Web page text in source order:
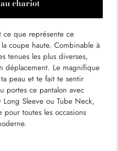
chariot
ce que représente ce
coupe haute. Combinable à
tenues les plus diverses,
déplacement. Le magnifique
peau et te fait te sentir
portes ce pantalon avec
Long Sleeve ou Tube Neck,
pour toutes les occasions